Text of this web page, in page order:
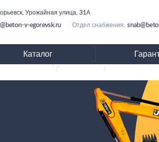
Урожайная улица, 31А
v-egorevsk.ru Отдел снабжения:
Каталог